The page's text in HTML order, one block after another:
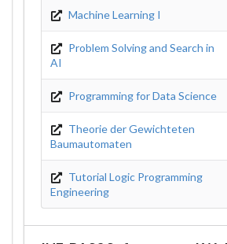
Machine Learning I
Problem Solving and Search in
AI
Programming for Data Science
Theorie der Gewichteten
Baumautomaten
Tutorial Logic Programming
Engineering